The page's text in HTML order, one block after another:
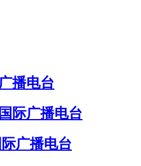
播电台
际广播电台
广播电台